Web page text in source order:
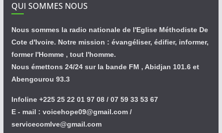
QUI SOMMES NOUS
Nous sommes la radio nationale de l'Eglise Méthodiste De
Cote d'Ivoire. Notre mission : évangéliser, édifier, informer,
former l'Homme , tout l'homme.
Nous émettons 24/24 sur la bande FM , Abidjan 101.6 et
Abengourou 93.3
Infoline +225 25 22 01 97 08 / 07 59 33 53 67
E - mail : voicehope09@gmail.com /
servicecomlve@gmail.com